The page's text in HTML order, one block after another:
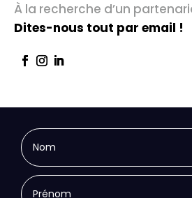
À la recherche d’un
Dites-nous tout par email !